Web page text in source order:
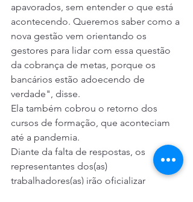
apavorados, sem entender o que está
acontecendo. Queremos saber como a
nova gestão vem orientando os
gestores para lidar com essa questão
da cobrança de metas, porque os
bancários estão adoecendo de
verdade", disse.
Ela também cobrou o retorno dos
cursos de formação, que aconteciam
até a pandemia.
Diante da falta de respostas, os
representantes dos(as)
trabalhadores(as) irão oficializar